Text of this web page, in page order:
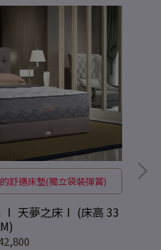
舒適床墊(獨立袋裝彈簧)
Ⅰ 天夢之床Ⅰ (床高 33